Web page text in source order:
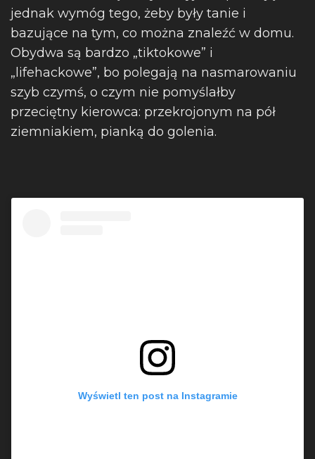
jednak wymóg tego, żeby były tanie i
bazujące na tym, co można znaleźć w domu.
Obydwa są bardzo „tiktokowe” i
„lifehackowe”, bo polegają na nasmarowaniu
szyb czymś, o czym nie pomyślałby
przeciętny kierowca: przekrojonym na pół
ziemniakiem, pianką do golenia.
Wyświetl ten post na Instagramie